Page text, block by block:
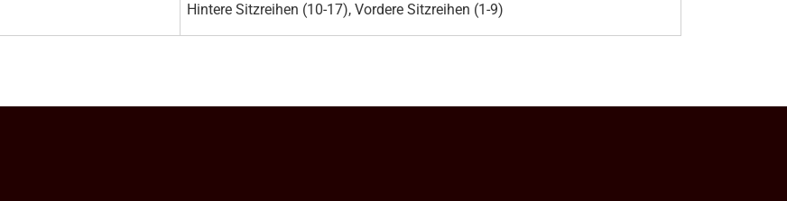
Hintere Sitzreihen (10-17), Vordere Sitzreihen (1-9)